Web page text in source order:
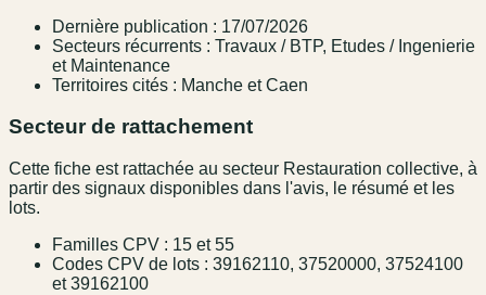
Dernière publication : 17/07/2026
Secteurs récurrents : Travaux / BTP, Etudes / Ingenierie
et Maintenance
Territoires cités : Manche et Caen
Secteur de rattachement
Cette fiche est rattachée au secteur Restauration collective, à
partir des signaux disponibles dans l'avis, le résumé et les
lots.
Familles CPV : 15 et 55
Codes CPV de lots : 39162110, 37520000, 37524100
et 39162100